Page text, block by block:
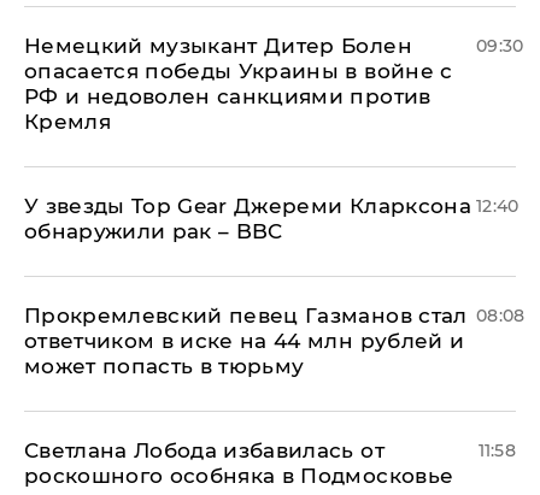
Немецкий музыкант Дитер Болен
опасается победы Украины в войне с
РФ и недоволен санкциями против
Кремля
09:30
У звезды Top Gear Джереми Кларксона
обнаружили рак – BBC
12:40
Прокремлевский певец Газманов стал
ответчиком в иске на 44 млн рублей и
может попасть в тюрьму
08:08
Светлана Лобода избавилась от
роскошного особняка в Подмосковье
11:58